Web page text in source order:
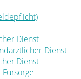
Dienst
Dienst
Dienst